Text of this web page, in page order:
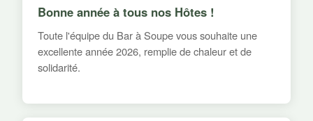
Bonne année à tous nos Hôtes !
Toute l'équipe du Bar à Soupe vous souhaite une
excellente année 2026, remplie de chaleur et de
solidarité.